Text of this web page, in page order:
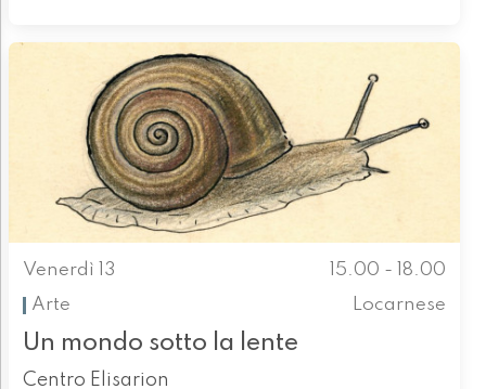
Venerdì 13
15.00 - 18.00
Arte
Locarnese
Un mondo sotto la lente
Centro Elisarion